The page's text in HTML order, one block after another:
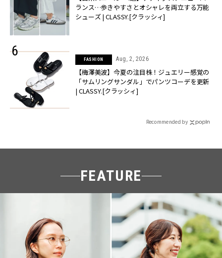
ランス…歩きやすさとオシャレを両立する万能
シューズ | CLASSY.[クラッシィ]
FASHION Aug, 2, 2026
【梅澤美波】今夏の注目株！ジュエリー感覚の
「サムリングサンダル」でパンツコーデを更新
| CLASSY.[クラッシィ]
Recommended by
FEATURE